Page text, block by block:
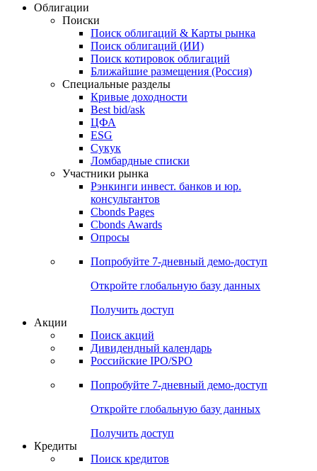
Облигации
Поиски
Поиск облигаций & Карты рынка
Поиск облигаций (ИИ)
Поиск котировок облигаций
Ближайшие размещения (Россия)
Специальные разделы
Кривые доходности
Best bid/ask
ЦФА
ESG
Сукук
Ломбардные списки
Участники рынка
Рэнкинги инвест. банков и юр.
консультантов
Cbonds Pages
Cbonds Awards
Опросы
Попробуйте 7-дневный демо-доступ
Откройте глобальную базу данных
Получить доступ
Акции
Поиск акций
Дивидендный календарь
Российские IPO/SPO
Попробуйте 7-дневный демо-доступ
Откройте глобальную базу данных
Получить доступ
Кредиты
Поиск кредитов